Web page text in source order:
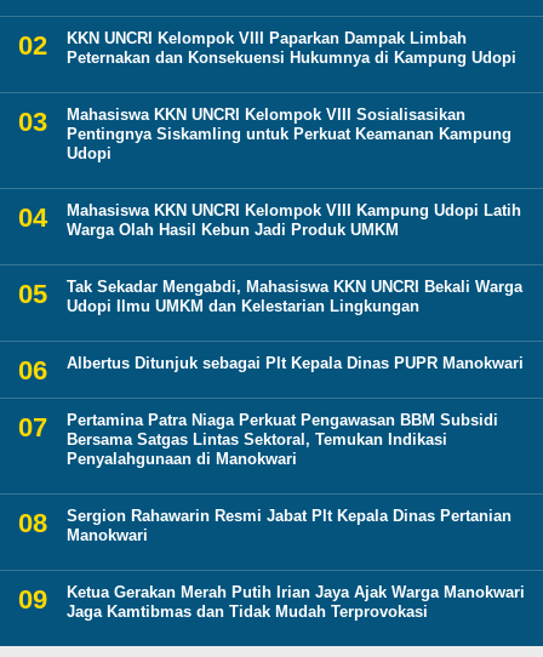
KKN UNCRI Kelompok VIII Paparkan Dampak Limbah
Peternakan dan Konsekuensi Hukumnya di Kampung Udopi
Mahasiswa KKN UNCRI Kelompok VIII Sosialisasikan
Pentingnya Siskamling untuk Perkuat Keamanan Kampung
Udopi
Mahasiswa KKN UNCRI Kelompok VIII Kampung Udopi Latih
Warga Olah Hasil Kebun Jadi Produk UMKM
Tak Sekadar Mengabdi, Mahasiswa KKN UNCRI Bekali Warga
Udopi Ilmu UMKM dan Kelestarian Lingkungan
Albertus Ditunjuk sebagai Plt Kepala Dinas PUPR Manokwari
Pertamina Patra Niaga Perkuat Pengawasan BBM Subsidi
Bersama Satgas Lintas Sektoral, Temukan Indikasi
Penyalahgunaan di Manokwari
Sergion Rahawarin Resmi Jabat Plt Kepala Dinas Pertanian
Manokwari
Ketua Gerakan Merah Putih Irian Jaya Ajak Warga Manokwari
Jaga Kamtibmas dan Tidak Mudah Terprovokasi